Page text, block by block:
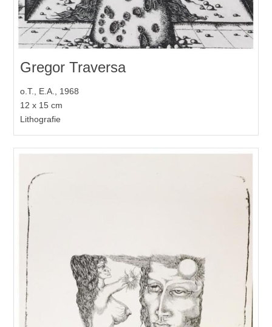
Gregor Traversa
o.T., E.A., 1968
12 x 15 cm
Lithografie